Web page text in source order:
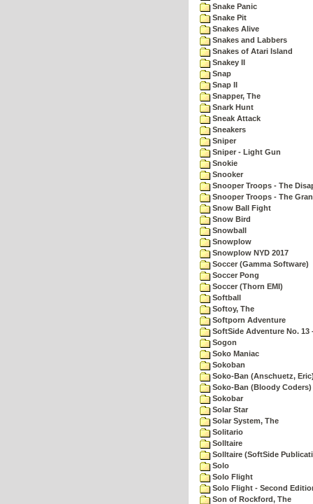
Snake Panic
Snake Pit
Snakes Alive
Snakes and Labbers
Snakes of Atari Island
Snakey II
Snap
Snap II
Snapper, The
Snark Hunt
Sneak Attack
Sneakers
Sniper
Sniper - Light Gun
Snokie
Snooker
Snooper Troops - The
Snooper Troops - The
Snow Ball Fight
Snow Bird
Snowball
Snowplow
Snowplow NYD 2017
Soccer (Gamma Software)
Soccer Pong
Soccer (Thorn EMI)
Softball
Softoy, The
Softporn Adventure
SoftSide Adventure No. 13
Sogon
Soko Maniac
Sokoban
Soko-Ban (Anschuetz,
Soko-Ban (Bloody Coders)
Sokobar
Solar Star
Solar System, The
Solitario
Solltaire
Solltaire (SoftSide
Solo
Solo Flight
Solo Flight - Second
Son of Rockford, The